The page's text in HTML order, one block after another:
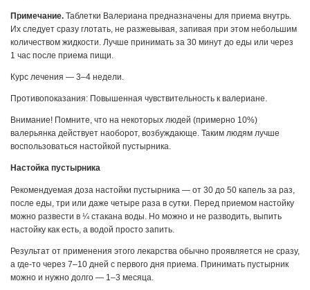
Примечание. Таблетки Валериана предназначены для приема внутрь.
Их следует сразу глотать, не разжевывая, запивая при этом небольшим
количеством жидкости. Лучше принимать за 30 минут до еды или через
1 час после приема пищи.
Курс лечения — 3–4 недели.
Противопоказания: Повышенная чувствительность к валериане.
Внимание! Помните, что на некоторых людей (примерно 10%)
валерьянка действует наоборот, возбуждающе. Таким людям лучше
воспользоваться настойкой пустырника.
Настойка пустырника
Рекомендуемая доза настойки пустырника — от 30 до 50 капель за раз,
после еды, три или даже четыре раза в сутки. Перед приемом настойку
можно развести в ¼ стакана воды. Но можно и не разводить, выпить
настойку как есть, а водой просто запить.
Результат от применения этого лекарства обычно проявляется не сразу,
а где-то через 7–10 дней с первого дня приема. Принимать пустырник
можно и нужно долго — 1–3 месяца.